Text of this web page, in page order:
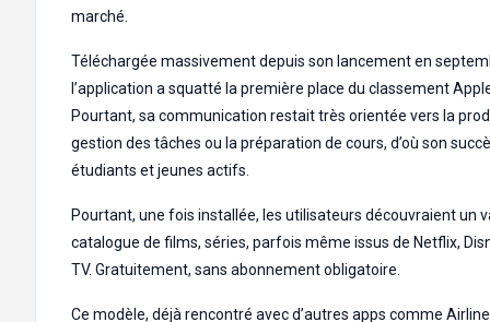
marché.
Téléchargée massivement depuis son lancement en
l’application a squatté la première place du classement
Pourtant, sa communication restait très orientée vers la
gestion des tâches ou la préparation de cours, d’où son
étudiants et jeunes actifs.
Pourtant, une fois installée, les utilisateurs découvraient un
catalogue de films, séries, parfois même issus de Netflix,
TV. Gratuitement, sans abonnement obligatoire.
Ce modèle, déjà rencontré avec d’autres apps comme